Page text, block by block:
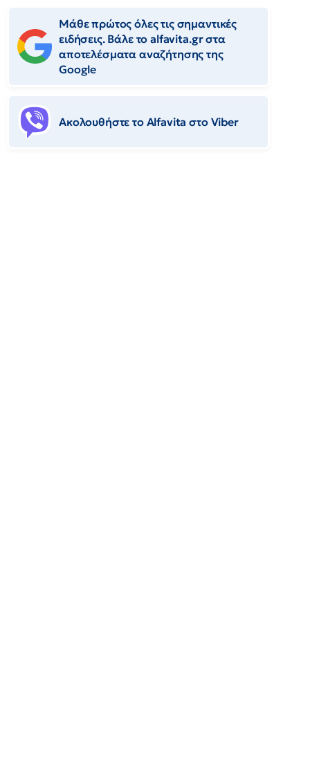
Μάθε πρώτος όλες τις σημαντικές
ειδήσεις. Βάλε το alfavita.gr στα
αποτελέσματα αναζήτησης της
Google
Ακολουθήστε το Αlfavita στο Viber